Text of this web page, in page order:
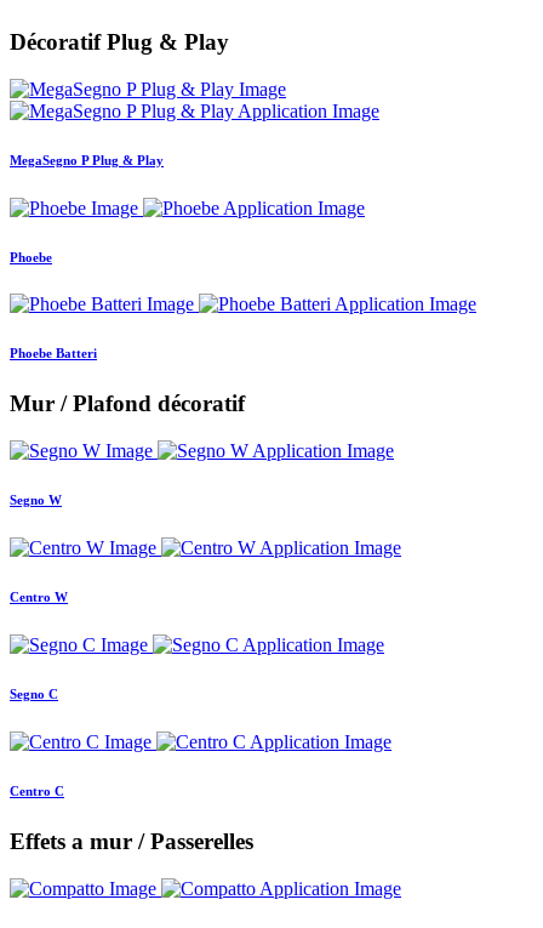
Décoratif Plug & Play
MegaSegno P Plug & Play
Phoebe
Phoebe Batteri
Mur / Plafond décoratif
Segno W
Centro W
Segno C
Centro C
Effets a mur / Passerelles